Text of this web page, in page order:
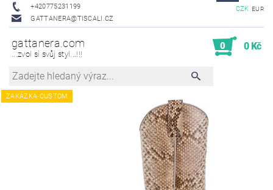
+420775231199
GATTANERA@TISCALI.CZ
CZK EUR
gattanera.com
...zvol si svůj styl...!!!
0 0 Kč
ZAKÁZKA-CUSTOM